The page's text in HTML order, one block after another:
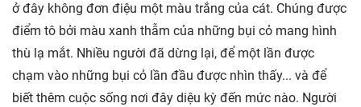
ở đây không đơn điệu một màu trắng của cát. Chúng được
điểm tô bởi màu xanh thẫm của những bụi cỏ mang hình
thù lạ mắt. Nhiều người đã dừng lại, để một lần được
chạm vào những bụi cỏ lần đầu được nhìn thấy... và để
biết thêm cuộc sống nơi đây diệu kỳ đến mức nào. Người